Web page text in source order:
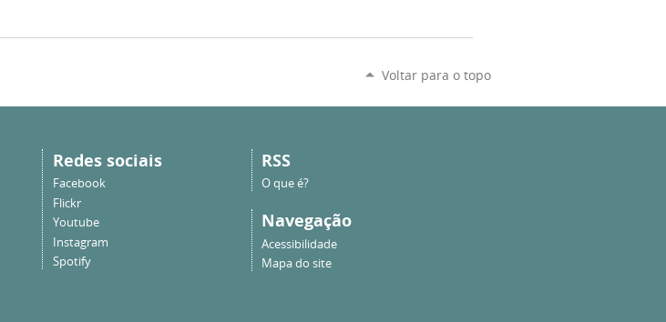
Voltar para o topo
Redes sociais
Facebook
Flickr
Youtube
Instagram
Spotify
RSS
O que é?
Navegação
Acessibilidade
Mapa do site